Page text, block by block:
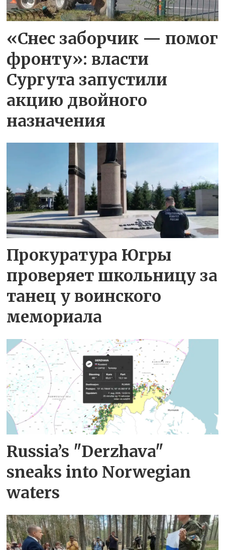
«Снес заборчик — помог
фронту»: власти
Сургута запустили
акцию двойного
назначения
Прокуратура Югры
проверяет школьницу за
танец у воинского
мемориала
Russia’s "Derzhava"
sneaks into Norwegian
waters